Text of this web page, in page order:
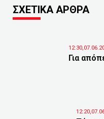
ΣΧΕΤΙΚΑ ΑΡΘΡΑ
Για